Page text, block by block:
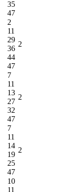
35
47
2
11
29
36
44
47
2
7
11
13
27
32
47
2
7
11
14
19
25
47
2
10
11